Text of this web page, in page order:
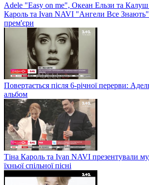
Adele "Easy on me", Океан Ельзи та
Кароль та Ivan NAVI "Ангели Все
прем'єри
Повертається після 6-річної перерви:
альбом
Тіна Кароль та Ivan NAVI презентували
їхньої спільної пісні